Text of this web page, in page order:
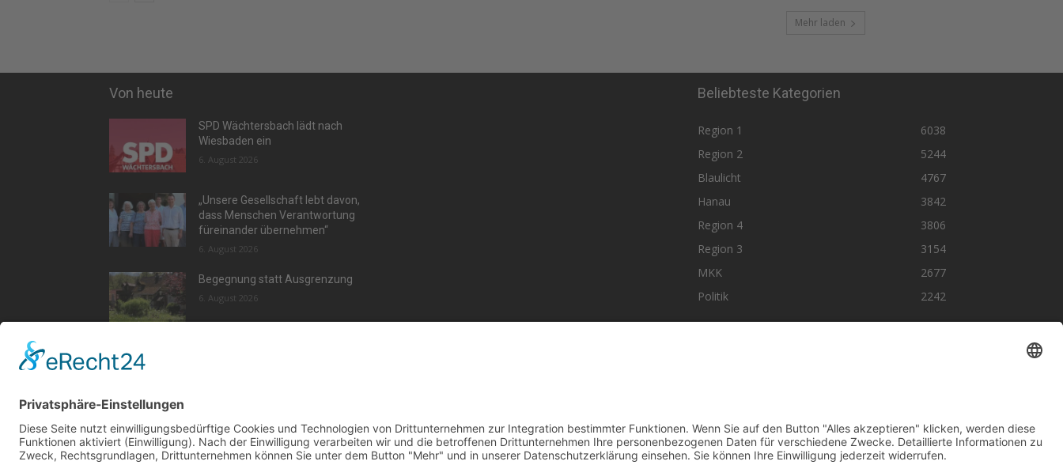
Mehr laden
Von heute
SPD Wächtersbach lädt nach
Wiesbaden ein
6. August 2026
„Unsere Gesellschaft lebt davon,
dass Menschen Verantwortung
füreinander übernehmen“
6. August 2026
Begegnung statt Ausgrenzung
6. August 2026
Beliebteste Kategorien
Region 1
6038
Region 2
5244
Blaulicht
4767
Hanau
3842
Region 4
3806
Region 3
3154
MKK
2677
Politik
2242
Kontaktiere uns: team@mkk-echo.de
Folge uns auf SocialMedia